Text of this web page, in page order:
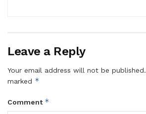
Leave a Reply
Your email address will not be published.
marked *
Comment *